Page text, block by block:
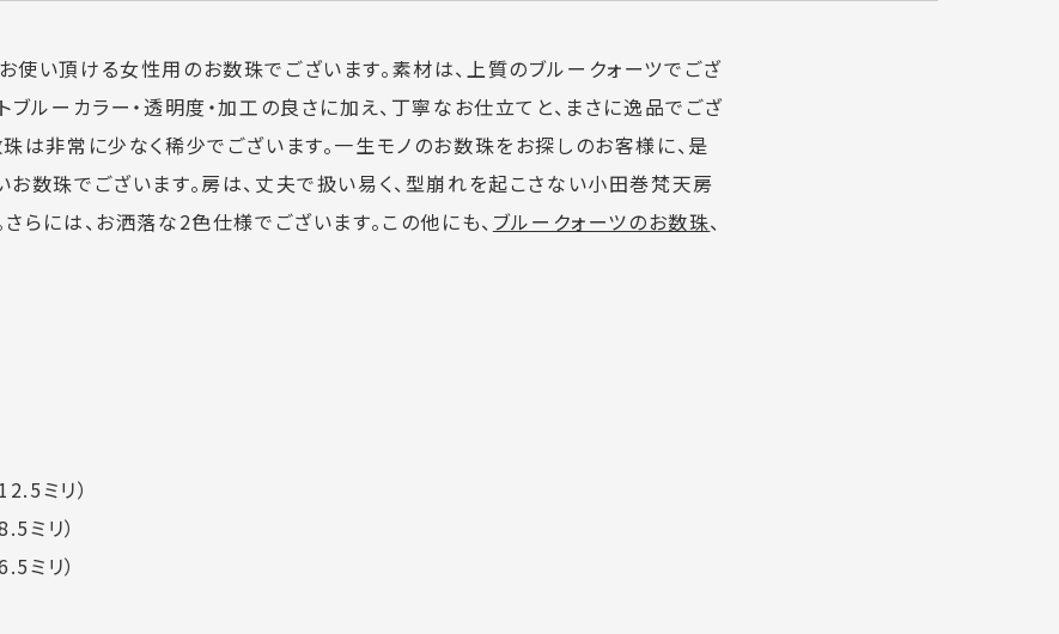
使い頂ける女性用のお数珠でございます。素材は、上質のブルークォーツでござ
ブルーカラー・透明度・加工の良さに加え、丁寧なお仕立てと、まさに逸品でござ
珠は非常に少なく稀少でございます。一生モノのお数珠をお探しのお客様に、是
数珠でございます。房は、丈夫で扱い易く、型崩れを起こさない小田巻梵天房
らには、お洒落な2色仕様でございます。この他にも、 ブルークォーツのお数珠、
ミリ）
ミリ）
ミリ）